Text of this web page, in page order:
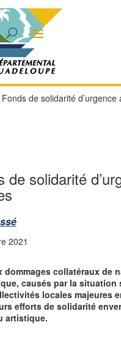
Fonds de solidarité d’urgence
de solidarité
2021
dommages collatéraux de
causés par la situation
locales majeures
efforts de solidarité
artistique.